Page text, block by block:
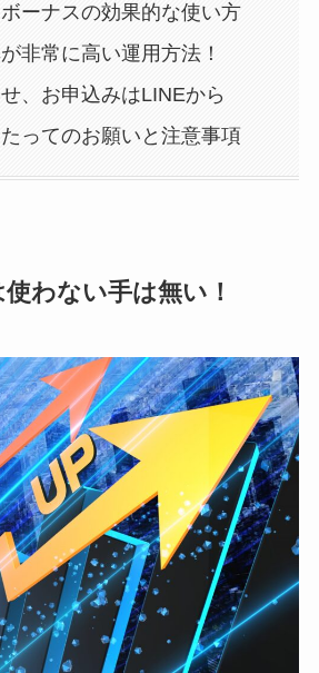
ーナスの効果的な使い方
非常に高い運用方法！
、お申込みはLINEから
ってのお願いと注意事項
わない手は無い！